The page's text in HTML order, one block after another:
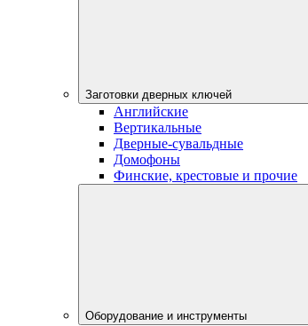
Заготовки дверных ключей
Английские
Вертикальные
Дверные-сувальдные
Домофоны
Финские, крестовые и прочие
Оборудование и инструменты